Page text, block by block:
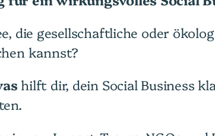
die gesellschaftliche oder
kannst?
hilft dir, dein Social Business